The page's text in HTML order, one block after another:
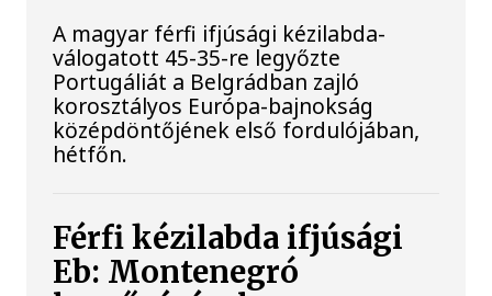
A magyar férfi ifjúsági kézilabda-
válogatott 45-35-re legyőzte
Portugáliát a Belgrádban zajló
korosztályos Európa-bajnokság
középdöntőjének első fordulójában,
hétfőn.
Férfi kézilabda ifjúsági
Eb: Montenegró